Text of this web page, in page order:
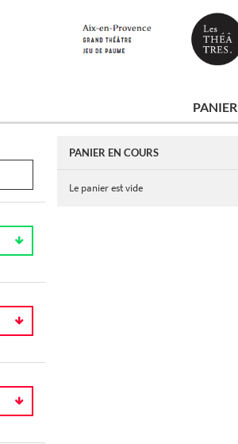
PANIER
PANIER EN COURS
Le panier est vide